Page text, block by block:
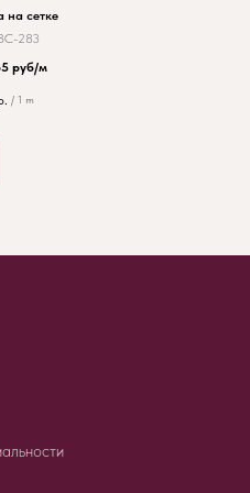
на сетке
283
руб/м
/ 1 m